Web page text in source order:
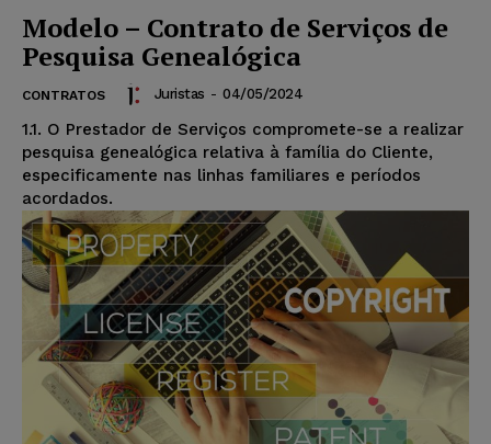
Modelo – Contrato de Serviços de
Pesquisa Genealógica
CONTRATOS Juristas - 04/05/2024
1.1. O Prestador de Serviços compromete-se a realizar
pesquisa genealógica relativa à família do Cliente,
especificamente nas linhas familiares e períodos
acordados.